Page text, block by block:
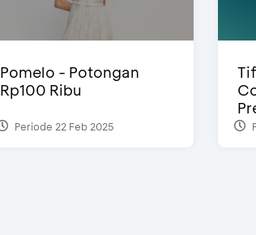
Pomelo - Potongan
Rp100 Ribu
Periode 22 Feb 2025